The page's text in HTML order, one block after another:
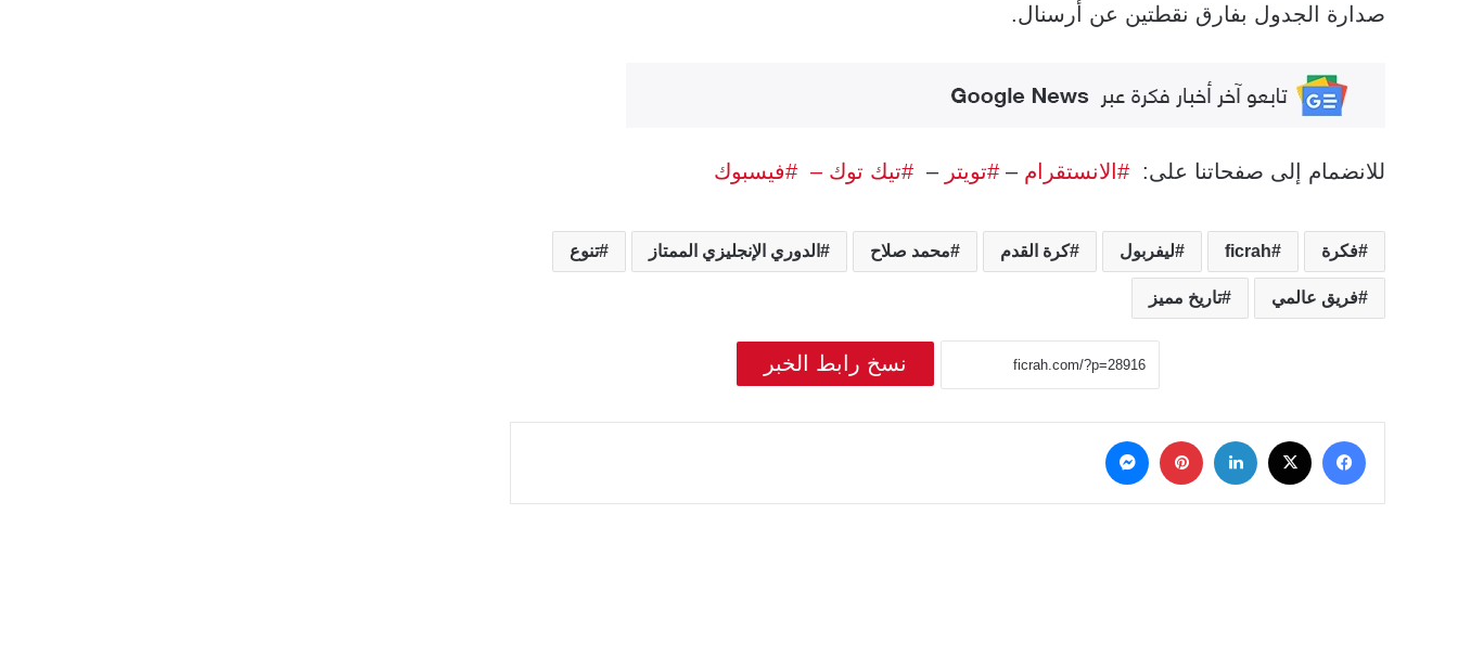
صدارة الجدول بفارق نقطتين عن أرسنال.
للانضمام إلى صفحاتنا على: #الانستقرام – #تويتر – #تيك توك – #فيسبوك
فكرة ficrah ليفربول كرة القدم محمد صلاح الدوري الإنجليزي الممتاز تنوع
فريق عالمي تاريخ مميز
نسخ رابط الخبر
فيسبوك لينكدإن بينتيريست